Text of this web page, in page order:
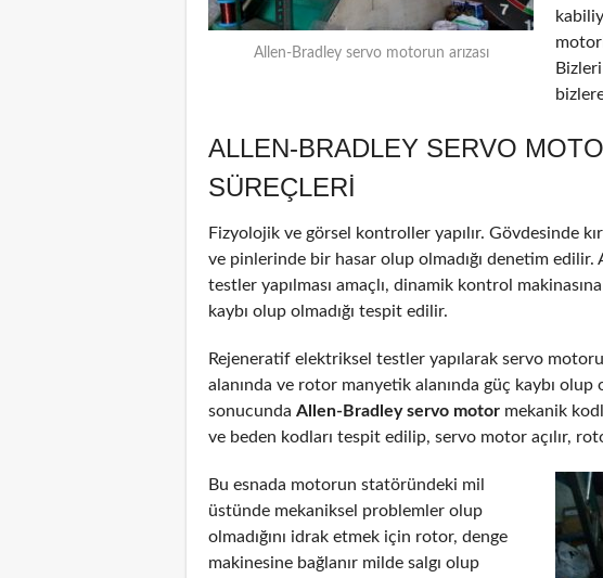
Allen-Bradley servo motorun arızası
Bizleri
ALLEN-BRADLEY SERVO
SÜREÇLERI
Fizyolojik ve görsel kontroller yapılır. Gövdesinde
ve pinlerinde bir hasar olup olmadığı denetim
testler yapılması amaçlı, dinamik kontrol
kaybı olup olmadığı tespit edilir.
Rejeneratif elektriksel testler yapılarak servo
alanında ve rotor manyetik alanında güç kaybı
sonucunda Allen-Bradley servo motor mekanik
ve beden kodları tespit edilip, servo motor açılır,
Bu esnada motorun statöründeki mil
üstünde mekaniksel problemler olup
olmadığını idrak etmek için rotor, denge
makinesine bağlanır milde salgı olup